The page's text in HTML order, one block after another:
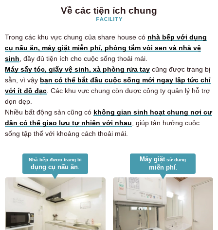
Về các tiện ích chung
FACILITY
Trong các khu vực chung của share house có nhà bếp với dụng
cụ nấu ăn, máy giặt miễn phí, phòng tắm vòi sen và nhà vệ
sinh, đầy đủ tiện ích cho cuộc sống thoải mái.
Máy sấy tóc, giấy vệ sinh, xà phòng rửa tay cũng được trang bị
sẵn, vì vậy bạn có thể bắt đầu cuộc sống mới ngay lập tức chỉ
với ít đồ đạc. Các khu vực chung còn được công ty quản lý hỗ trợ
dọn dẹp.
Nhiều bất động sản cũng có không gian sinh hoạt chung nơi cư
dân có thể giao lưu tự nhiên với nhau, giúp tận hưởng cuộc
sống tập thể với khoảng cách thoải mái.
Nhà bếp được trang bị
dụng cụ nấu ăn
Máy giặtsử dụng
miễn phí.